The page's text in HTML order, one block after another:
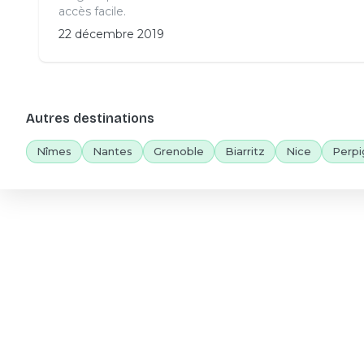
accès facile.
22 décembre 2019
Autres destinations
Nîmes Nantes Grenoble Biarritz Nice